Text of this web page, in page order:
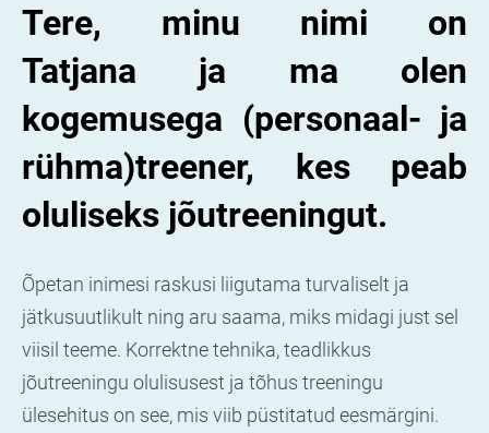
Tere, minu nimi on
Tatjana ja ma olen
kogemusega (personaal- ja
rühma)treener, kes peab
oluliseks jõutreeningut.
Õpetan inimesi raskusi liigutama turvaliselt ja
jätkusuutlikult ning aru saama, miks midagi just sel
viisil teeme. Korrektne tehnika, teadlikkus
jõutreeningu olulisusest ja tõhus treeningu
ülesehitus on see, mis viib püstitatud eesmärgini.